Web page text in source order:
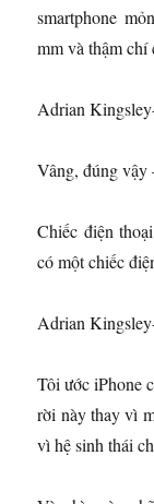
smartphone
mm và thậm
Adrian
Vâng, đúng
Chiếc điện
có một chiếc
Adrian
Tôi ước iPhone
rời này thay vì
vì hệ sinh thái